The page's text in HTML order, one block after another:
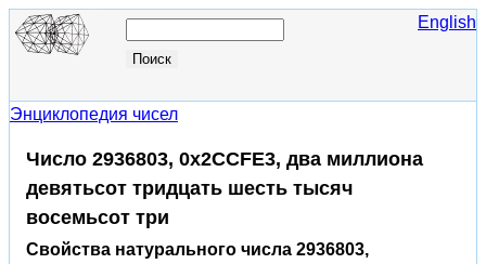
English
Энциклопедия чисел
Число 2936803, 0x2CCFE3, два миллиона
девятьсот тридцать шесть тысяч
восемьсот три
Свойства натурального числа 2936803,